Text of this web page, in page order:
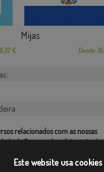
€
Mijas
Desde:
relacionados com as nossas
de Comprarbandeiras.pt e é
empresa.
Este website usa cookies